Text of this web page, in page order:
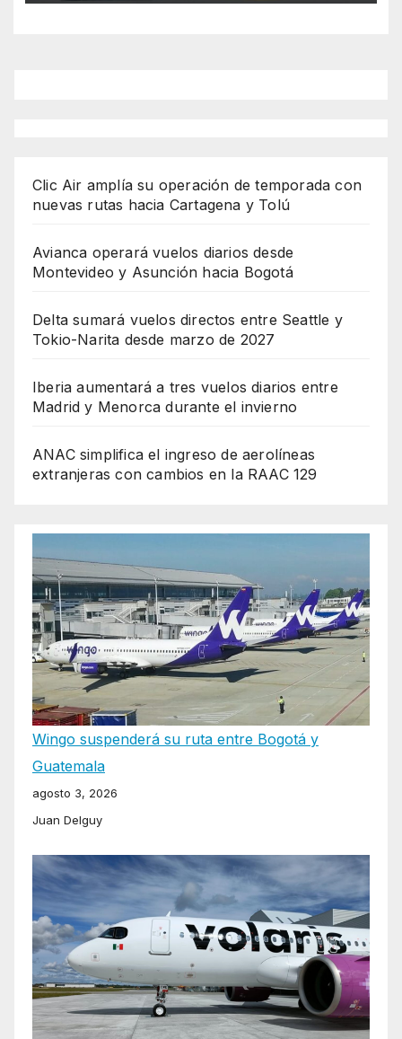
Clic Air amplía su operación de temporada con
nuevas rutas hacia Cartagena y Tolú
Avianca operará vuelos diarios desde
Montevideo y Asunción hacia Bogotá
Delta sumará vuelos directos entre Seattle y
Tokio-Narita desde marzo de 2027
Iberia aumentará a tres vuelos diarios entre
Madrid y Menorca durante el invierno
ANAC simplifica el ingreso de aerolíneas
extranjeras con cambios en la RAAC 129
Wingo suspenderá su ruta entre Bogotá y
Guatemala
agosto 3, 2026
Juan Delguy